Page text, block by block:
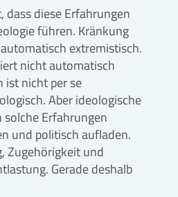
dass diese Erfahrungen
führen. Kränkung
extremistisch.
nicht automatisch
ist nicht per se
Aber ideologische
Erfahrungen
und politisch aufladen.
Zugehörigkeit und
Gerade deshalb